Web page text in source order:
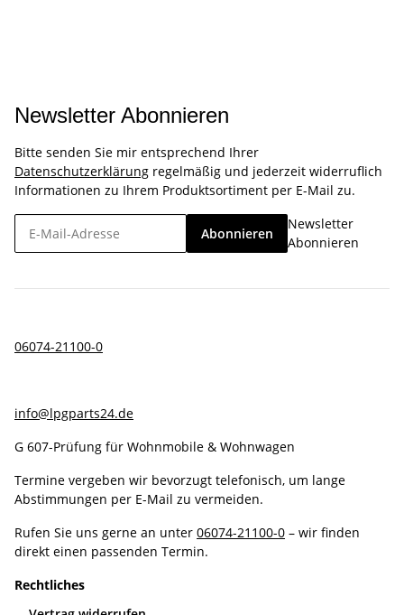
Newsletter Abonnieren
Bitte senden Sie mir entsprechend Ihrer
Datenschutzerklärung regelmäßig und jederzeit widerruflich
Informationen zu Ihrem Produktsortiment per E-Mail zu.
Abonnieren
Newsletter
Abonnieren
06074-21100-0
info@lpgparts24.de
G 607-Prüfung für Wohnmobile & Wohnwagen
Termine vergeben wir bevorzugt telefonisch, um lange
Abstimmungen per E-Mail zu vermeiden.
Rufen Sie uns gerne an unter 06074-21100-0 – wir finden
direkt einen passenden Termin.
Rechtliches